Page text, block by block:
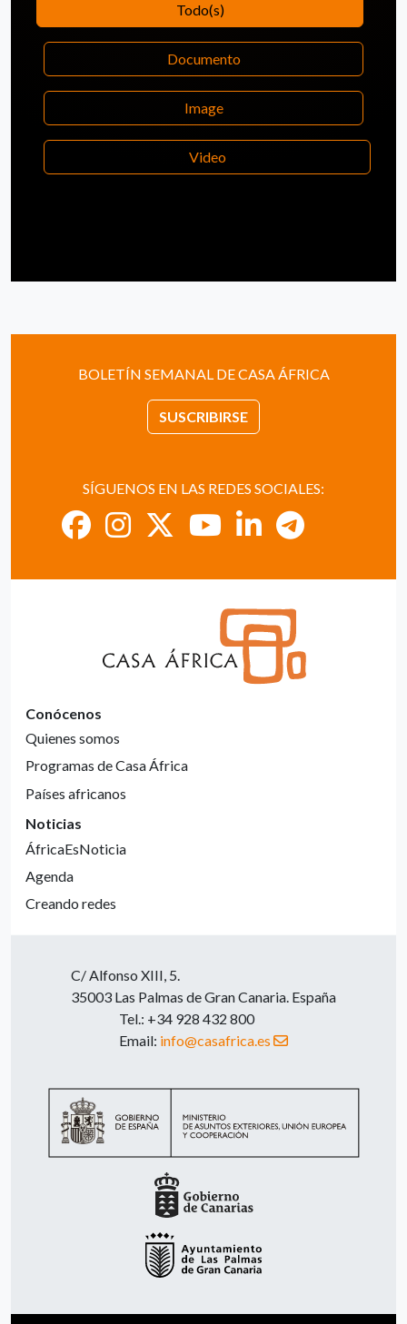
Todo(s)
Documento
Image
Video
BOLETÍN SEMANAL DE CASA ÁFRICA
SUSCRIBIRSE
SÍGUENOS EN LAS REDES SOCIALES:
Conócenos
Quienes somos
Programas de Casa África
Países africanos
Noticias
ÁfricaEsNoticia
Agenda
Creando redes
C/ Alfonso XIII, 5.
35003 Las Palmas de Gran Canaria. España
Tel.: +34 928 432 800
Email: info@casafrica.es